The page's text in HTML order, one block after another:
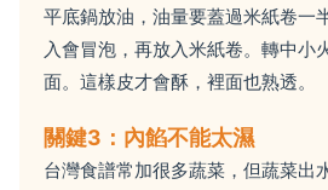
平底鍋放油，油量要蓋過米紙卷一
入會冒泡，再放入米紙卷。轉中小
面。這樣皮才會酥，裡面也熟透。
關鍵3：內餡不能太濕
台灣食譜常加很多蔬菜，但蔬菜出